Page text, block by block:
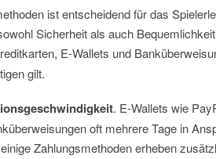
ist entscheidend für das
Sicherheit als auch
E-Wallets und
gilt.
. E-Wallets wie
oft mehrere Tage in
Zahlungsmethoden erheben